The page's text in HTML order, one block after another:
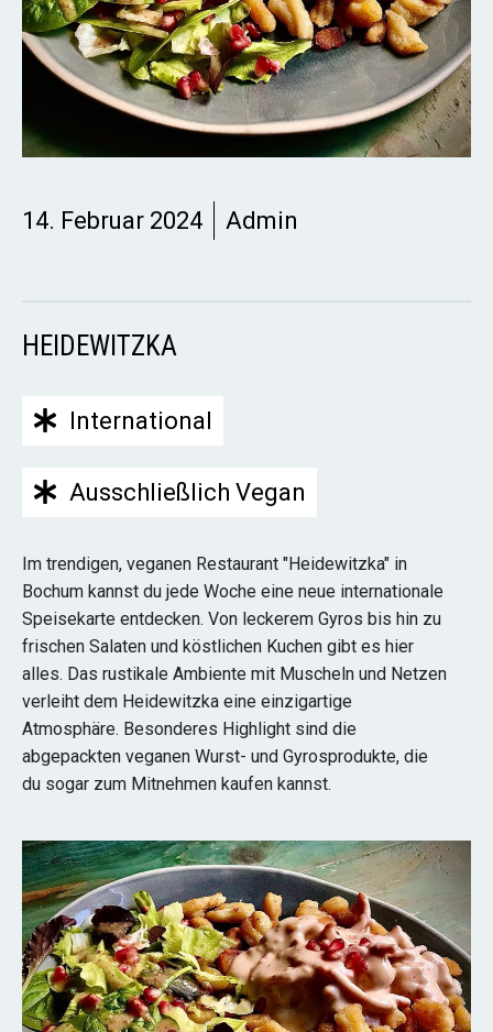
14. Februar 2024 Admin
HEIDEWITZKA
International
Ausschließlich Vegan
Im trendigen, veganen Restaurant "Heidewitzka" in
Bochum kannst du jede Woche eine neue internationale
Speisekarte entdecken. Von leckerem Gyros bis hin zu
frischen Salaten und köstlichen Kuchen gibt es hier
alles. Das rustikale Ambiente mit Muscheln und Netzen
verleiht dem Heidewitzka eine einzigartige
Atmosphäre. Besonderes Highlight sind die
abgepackten veganen Wurst- und Gyrosprodukte, die
du sogar zum Mitnehmen kaufen kannst.